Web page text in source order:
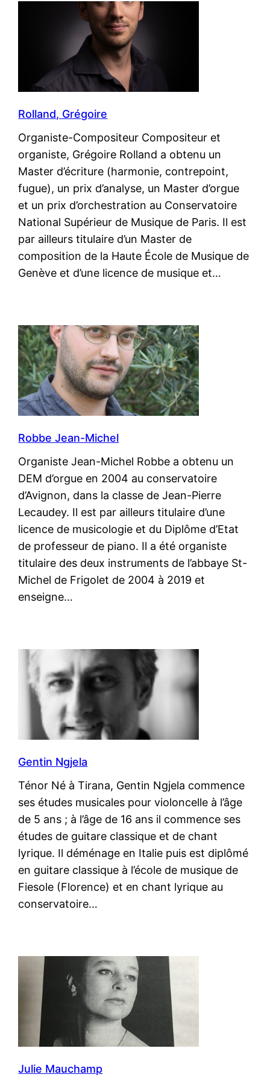
Rolland, Grégoire
Organiste-Compositeur Compositeur et
organiste, Grégoire Rolland a obtenu un
Master d’écriture (harmonie, contrepoint,
fugue), un prix d’analyse, un Master d’orgue
et un prix d’orchestration au Conservatoire
National Supérieur de Musique de Paris. Il est
par ailleurs titulaire d’un Master de
composition de la Haute École de Musique de
Genève et d’une licence de musique et…
Robbe Jean-Michel
Organiste Jean-Michel Robbe a obtenu un
DEM d’orgue en 2004 au conservatoire
d’Avignon, dans la classe de Jean-Pierre
Lecaudey. Il est par ailleurs titulaire d’une
licence de musicologie et du Diplôme d’Etat
de professeur de piano. Il a été organiste
titulaire des deux instruments de l’abbaye St-
Michel de Frigolet de 2004 à 2019 et
enseigne…
Gentin Ngjela
Ténor Né à Tirana, Gentin Ngjela commence
ses études musicales pour violoncelle à l’âge
de 5 ans ; à l’âge de 16 ans il commence ses
études de guitare classique et de chant
lyrique. Il déménage en Italie puis est diplômé
en guitare classique à l’école de musique de
Fiesole (Florence) et en chant lyrique au
conservatoire…
Julie Mauchamp